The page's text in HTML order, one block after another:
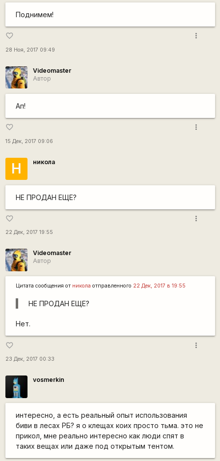
Поднимем!
favorite_border
28 Ноя, 2017 09:49
more_vert
Videomaster
Автор
Ап!
favorite_border
15 Дек, 2017 09:06
more_vert
Н никола
НЕ ПРОДАН ЕЩЕ?
favorite_border
22 Дек, 2017 19:55
more_vert
Videomaster
Автор
Цитата сообщения от никола отправленного 22 Дек, 2017 в 19:55
НЕ ПРОДАН ЕЩЕ?
Нет.
favorite_border
23 Дек, 2017 00:33
more_vert
vosmerkin
интересно, а есть реальный опыт использования
биви в лесах РБ? я о клещах коих просто тьма. это не
прикол, мне реально интересно как люди спят в
таких вещах или даже под открытым тентом.